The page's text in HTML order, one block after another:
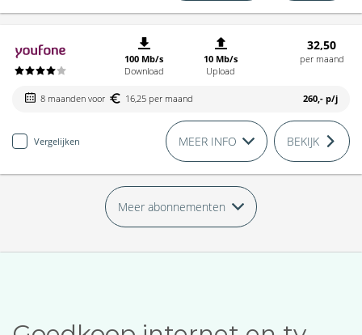
100 Mb/s
Download
10 Mb/s
Upload
32,50
per maand
8 maanden voor 16,25 per maand 260,- p/j
Vergelijken MEER INFO BEKIJK
Meer abonnementen